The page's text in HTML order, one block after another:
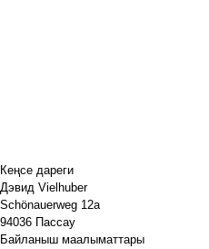
Кеңсе дареги
Дэвид Vielhuber
Schönauerweg 12a
94036 Пассау
Байланыш маалыматтары